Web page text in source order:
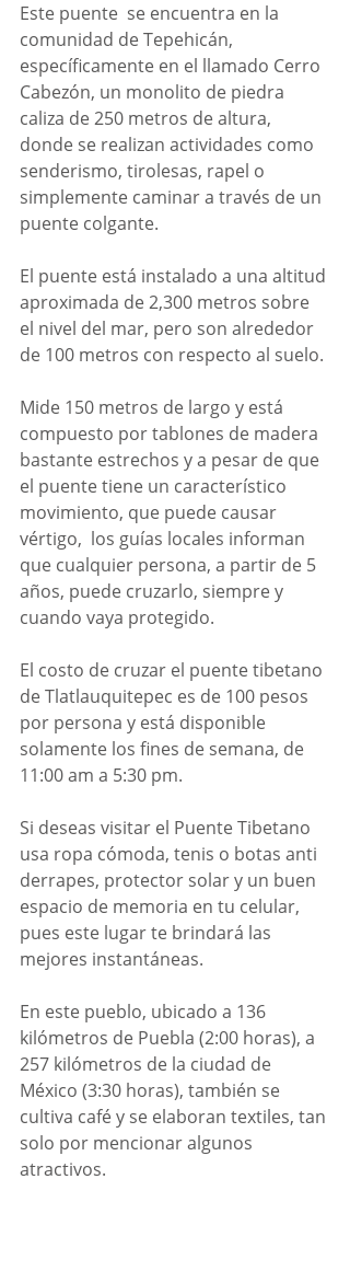
Este puente  se encuentra en la
comunidad de Tepehicán,
específicamente en el llamado Cerro
Cabezón, un monolito de piedra
caliza de 250 metros de altura,
donde se realizan actividades como
senderismo, tirolesas, rapel o
simplemente caminar a través de un
puente colgante.
El puente está instalado a una altitud
aproximada de 2,300 metros sobre
el nivel del mar, pero son alrededor
de 100 metros con respecto al suelo.
Mide 150 metros de largo y está
compuesto por tablones de madera
bastante estrechos y a pesar de que
el puente tiene un característico
movimiento, que puede causar
vértigo,  los guías locales informan
que cualquier persona, a partir de 5
años, puede cruzarlo, siempre y
cuando vaya protegido.
El costo de cruzar el puente tibetano
de Tlatlauquitepec es de 100 pesos
por persona y está disponible
solamente los fines de semana, de
11:00 am a 5:30 pm.
Si deseas visitar el Puente Tibetano
usa ropa cómoda, tenis o botas anti
derrapes, protector solar y un buen
espacio de memoria en tu celular,
pues este lugar te brindará las
mejores instantáneas.
En este pueblo, ubicado a 136
kilómetros de Puebla (2:00 horas), a
257 kilómetros de la ciudad de
México (3:30 horas), también se
cultiva café y se elaboran textiles, tan
solo por mencionar algunos
atractivos.